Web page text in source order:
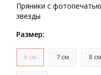
Пряники с
звезды
Размер:
6 см 7 см 8 см